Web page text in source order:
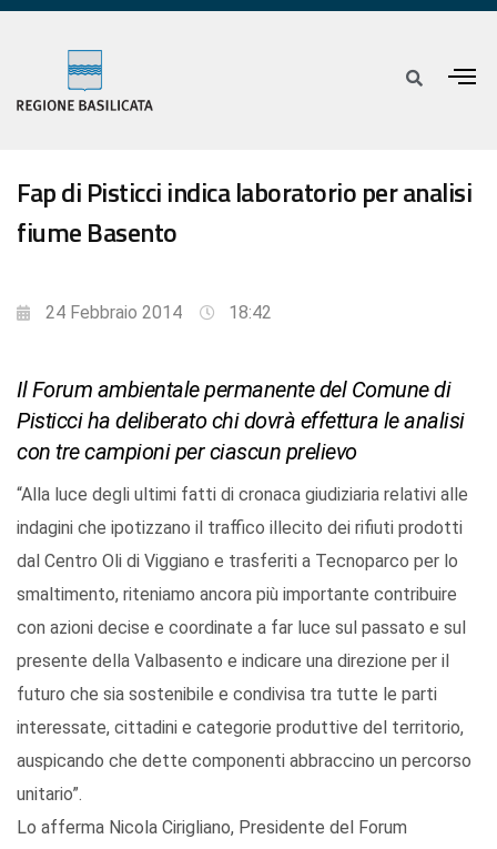
Fap di Pisticci indica laboratorio per analisi
fiume Basento
24 Febbraio 2014 18:42
Il Forum ambientale permanente del Comune di
Pisticci ha deliberato chi dovrà effettura le analisi
con tre campioni per ciascun prelievo
“Alla luce degli ultimi fatti di cronaca giudiziaria relativi alle
indagini che ipotizzano il traffico illecito dei rifiuti prodotti
dal Centro Oli di Viggiano e trasferiti a Tecnoparco per lo
smaltimento, riteniamo ancora più importante contribuire
con azioni decise e coordinate a far luce sul passato e sul
presente della Valbasento e indicare una direzione per il
futuro che sia sostenibile e condivisa tra tutte le parti
interessate, cittadini e categorie produttive del territorio,
auspicando che dette componenti abbraccino un percorso
unitario”.
Lo afferma Nicola Cirigliano, Presidente del Forum